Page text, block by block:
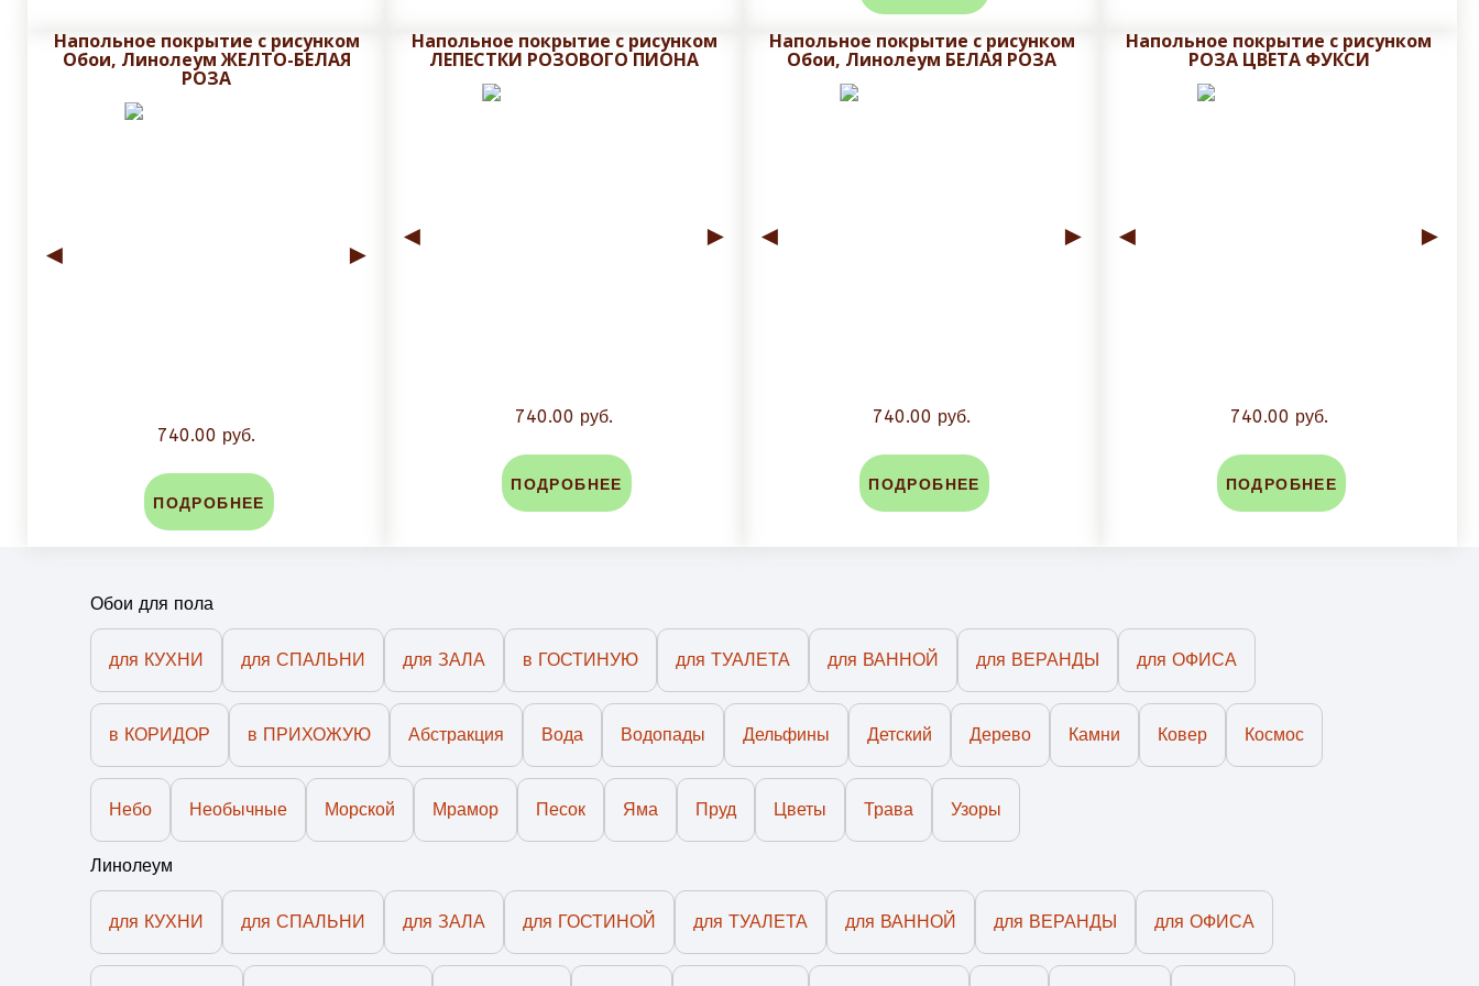
До изготовления, на почту заказчика высылаем макет на утверждения с учетом меж плиточного шва.
Плитку обрезаем до нанесения печати и глазуровки, не рекомендуется плитку обрезать при получении, во-избежании сколов и трещин глазуровочного
Напольное покрытие с рисунком
Обои, Линолеум ЖЕЛТО-БЕЛАЯ
РОЗА
◄ ►
740.00 руб.
ПОДРОБНЕЕ
Напольное покрытие с рисунком
ЛЕПЕСТКИ РОЗОВОГО ПИОНА
◄ ►
740.00 руб.
ПОДРОБНЕЕ
Напольное покрытие с рисунком
Обои, Линолеум БЕЛАЯ РОЗА
◄ ►
740.00 руб.
ПОДРОБНЕЕ
Напольное покрытие с рисунком
РОЗА ЦВЕТА ФУКСИ
◄ ►
740.00 руб.
ПОДРОБНЕЕ
Обои для пола
для КУХНИ для СПАЛЬНИ для ЗАЛА в ГОСТИНУЮ для ТУАЛЕТА для ВАННОЙ для ВЕРАНДЫ для ОФИСА
в КОРИДОР в ПРИХОЖУЮ Абстракция Вода Водопады Дельфины Детский Дерево Камни Ковер Космос
Небо Необычные Морской Мрамор Песок Яма Пруд Цветы Трава Узоры
Линолеум
для КУХНИ для СПАЛЬНИ для ЗАЛА для ГОСТИНОЙ для ТУАЛЕТА для ВАННОЙ для ВЕРАНДЫ для ОФИСА